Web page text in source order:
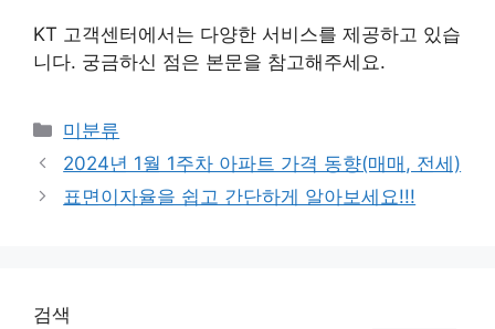
KT 고객센터에서는 다양한 서비스를 제공하고 있습
니다. 궁금하신 점은 본문을 참고해주세요.
Categories
미분류
2024년 1월 1주차 아파트 가격 동향(매매, 전세)
표면이자율을 쉽고 간단하게 알아보세요!!!
검색